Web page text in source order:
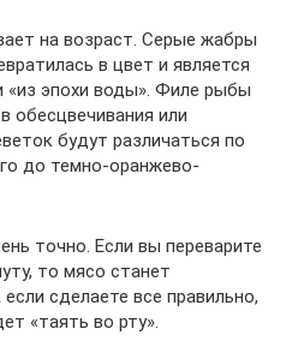
на возраст. Серые жабры
в цвет и является
«из эпохи воды». Филе рыбы
обесцвечивания или
будут различаться по
до темно-оранжево-
точно. Если вы переварите
то мясо станет
сделаете все правильно,
«таять во рту».